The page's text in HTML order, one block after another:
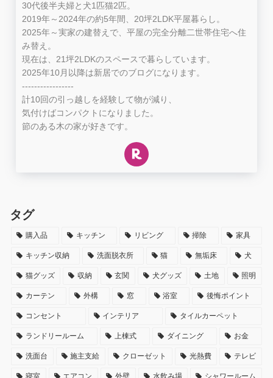
30代後半夫婦と犬1匹猫2匹。
2019年～2024年の約5年間、20坪2LDK平屋暮らし。
2025年～実家の建替えで、平屋の完全分離二世帯住宅へ住
み替え。
現在は、21坪2LDKのスペースで暮らしています。
2025年10月以降は新居でのブログになります。
-----------------
計10回の引っ越しを経験して物が減り、
気付けばコンパクトになりました。
節のある木の家が好きです。
タグ
購入品 キッチン リビング 掃除 家具
キッチン収納 洗面脱衣所 猫 無垢床 犬
猫グッズ 収納 玄関 犬グッズ 土地 照明
カーテン 外構 窓 浴室 後悔ポイント
コンセント インテリア タイルカーペット
ランドリールーム 上棟式 ダイニング お金
洗面台 施主支給 クローゼット 光熱費 テレビ
寝室 エアコン 外壁 水飲み場 シャワールーム